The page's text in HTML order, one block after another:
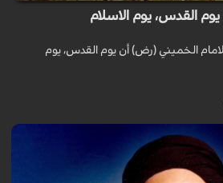
القدس، يوم الاسلام
الخميني (رض) أن يوم القدس، يوم